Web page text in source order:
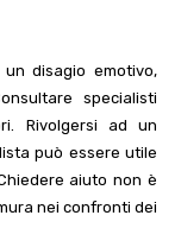
disagio emotivo,
specialisti
Rivolgersi ad un
può essere utile
aiuto non è
nei confronti dei